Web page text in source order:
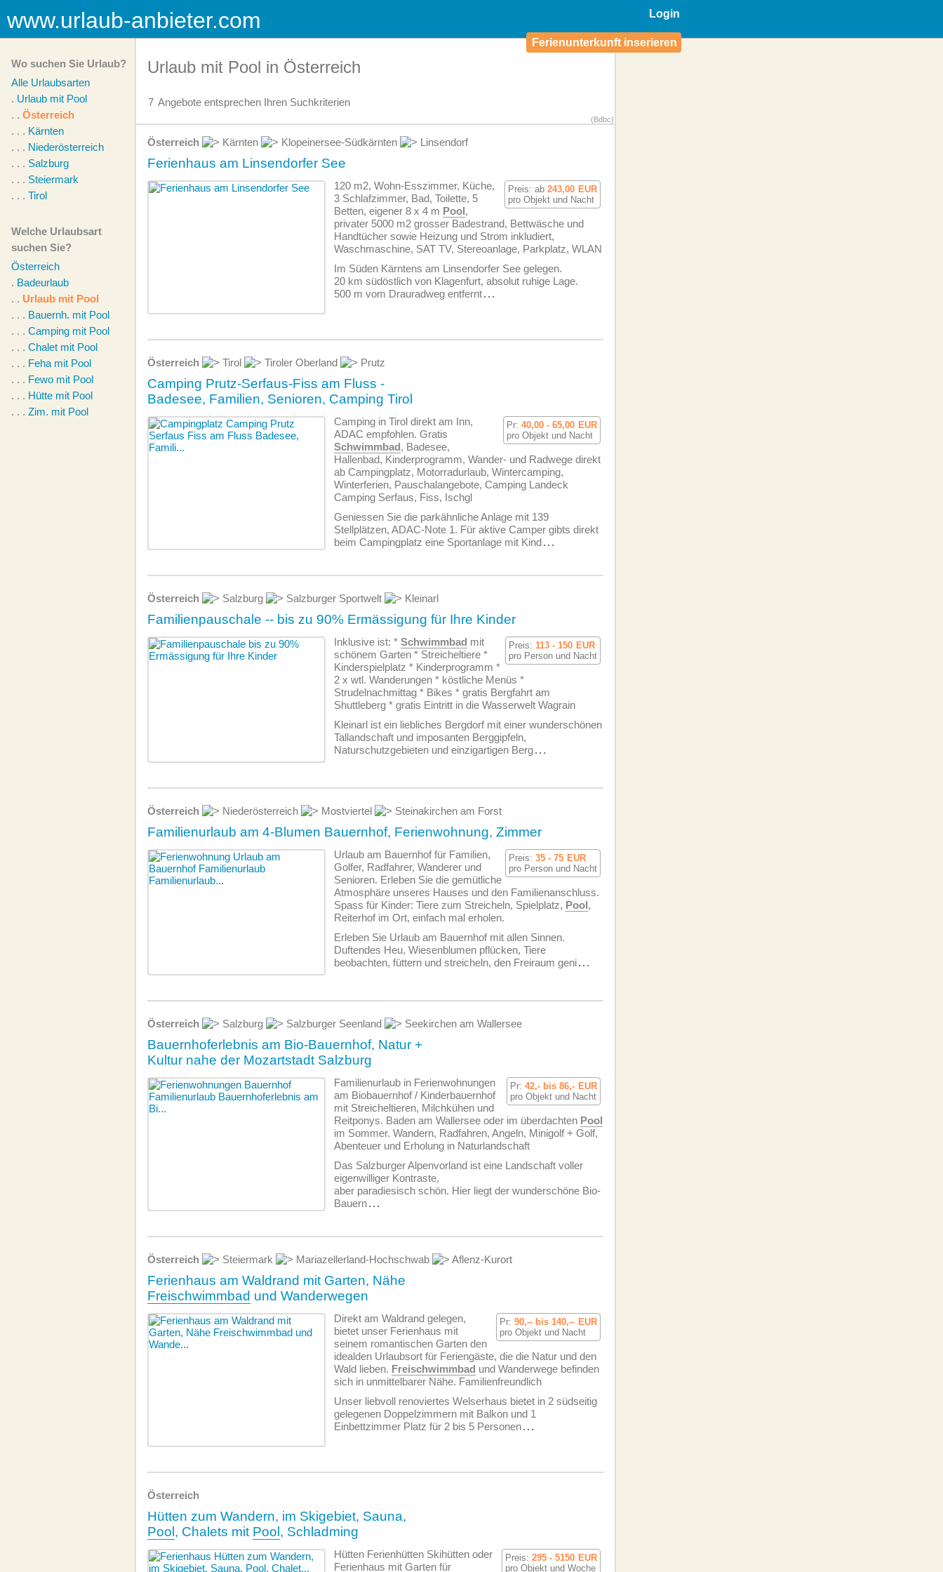
Login
Ferienunterkunft inserieren
www.urlaub-anbieter.com
Wo suchen Sie Urlaub?
Alle Urlaubsarten
. Urlaub mit Pool
. . Österreich
. . . Kärnten
. . . Niederösterreich
. . . Salzburg
. . . Steiermark
. . . Tirol
Welche Urlaubsart
suchen Sie?
Österreich
. Badeurlaub
. . Urlaub mit Pool
. . . Bauernh. mit Pool
. . . Camping mit Pool
. . . Chalet mit Pool
. . . Feha mit Pool
. . . Fewo mit Pool
. . . Hütte mit Pool
. . . Zim. mit Pool
Urlaub mit Pool in Österreich
7 Angebote entsprechen Ihren Suchkriterien
(Bdbc)
Österreich Kärnten Klopeinersee-Südkärnten Linsendorf
Ferienhaus am Linsendorfer See
Preis: ab 243,00 EUR
pro Objekt und Nacht
120 m2, Wohn-Esszimmer, Küche,
3 Schlafzimmer, Bad, Toilette, 5
Betten, eigener 8 x 4 m Pool,
privater 5000 m2 grosser Badestrand, Bettwäsche und
Handtücher sowie Heizung und Strom inkludiert,
Waschmaschine, SAT TV, Stereoanlage, Parkplatz, WLAN
Im Süden Kärntens am Linsendorfer See gelegen.
20 km südöstlich von Klagenfurt, absolut ruhige Lage.
500 m vom Drauradweg entfernt...
Österreich Tirol Tiroler Oberland Prutz
Camping Prutz-Serfaus-Fiss am Fluss -
Badesee, Familien, Senioren, Camping Tirol
Pr: 40,00 - 65,00 EUR
pro Objekt und Nacht
Camping in Tirol direkt am Inn,
ADAC empfohlen. Gratis
Schwimmbad, Badesee,
Hallenbad, Kinderprogramm, Wander- und Radwege direkt
ab Campingplatz, Motorradurlaub, Wintercamping,
Winterferien, Pauschalangebote, Camping Landeck
Camping Serfaus, Fiss, Ischgl
Geniessen Sie die parkähnliche Anlage mit 139
Stellplätzen, ADAC-Note 1. Für aktive Camper gibts direkt
beim Campingplatz eine Sportanlage mit Kind...
Österreich Salzburg Salzburger Sportwelt Kleinarl
Familienpauschale -- bis zu 90% Ermässigung für Ihre Kinder
Preis: 113 - 150 EUR
pro Person und Nacht
Inklusive ist: * Schwimmbad mit
schönem Garten * Streicheltiere *
Kinderspielplatz * Kinderprogramm *
2 x wtl. Wanderungen * köstliche Menüs *
Strudelnachmittag * Bikes * gratis Bergfahrt am
Shuttleberg * gratis Eintritt in die Wasserwelt Wagrain
Kleinarl ist ein liebliches Bergdorf mit einer wunderschönen
Tallandschaft und imposanten Berggipfeln,
Naturschutzgebieten und einzigartigen Berg...
Österreich Niederösterreich Mostviertel Steinakirchen am Forst
Familienurlaub am 4-Blumen Bauernhof, Ferienwohnung, Zimmer
Preis: 35 - 75 EUR
pro Person und Nacht
Urlaub am Bauernhof für Familien,
Golfer, Radfahrer, Wanderer und
Senioren. Erleben Sie die gemütliche
Atmosphäre unseres Hauses und den Familienanschluss.
Spass für Kinder: Tiere zum Streicheln, Spielplatz, Pool,
Reiterhof im Ort, einfach mal erholen.
Erleben Sie Urlaub am Bauernhof mit allen Sinnen.
Duftendes Heu, Wiesenblumen pflücken, Tiere
beobachten, füttern und streicheln, den Freiraum geni...
Österreich Salzburg Salzburger Seenland Seekirchen am Wallersee
Bauernhoferlebnis am Bio-Bauernhof, Natur +
Kultur nahe der Mozartstadt Salzburg
Pr: 42,- bis 86,- EUR
pro Objekt und Nacht
Familienurlaub in Ferien­wohnungen
am Biobauernhof / Kinderbauernhof
mit Streicheltieren, Milchkühen und
Reitponys. Baden am Wallersee oder im überdachten Pool
im Sommer. Wandern, Radfahren, Angeln, Minigolf + Golf,
Abenteuer und Erholung in Naturlandschaft
Das Salzburger Alpenvorland ist eine Landschaft voller
eigenwilliger Kontraste,
aber paradiesisch schön. Hier liegt der wunderschöne Bio-
Bauern...
Österreich Steiermark Mariazellerland-Hochschwab Aflenz-Kurort
Ferienhaus am Waldrand mit Garten, Nähe
Freischwimmbad und Wanderwegen
Pr: 90,-- bis 140,-- EUR
pro Objekt und Nacht
Direkt am Waldrand gelegen,
bietet unser Ferienhaus mit
seinem romantischen Garten den
idealden Urlaubsort für Feriengäste, die die Natur und den
Wald lieben. Freischwimmbad und Wanderwege befinden
sich in unmittelbarer Nähe. Familien­freundlich
Unser liebvoll renoviertes Welserhaus bietet in 2 südseitig
gelegenen Doppelzimmern mit Balkon und 1
Einbettzimmer Platz für 2 bis 5 Personen...
Österreich
Hütten zum Wandern, im Skigebiet, Sauna,
Pool , Chalets mit Pool , Schladming
Preis: 295 - 5150 EUR
pro Objekt und Woche
Hütten Ferienhütten Skihütten oder
Ferienhaus mit Garten für